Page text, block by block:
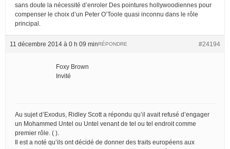
sans doute la nécessité d’enroler Des pointures hollywoodiennes pour
compenser le choix d’un Peter O’Toole quasi inconnu dans le rôle
principal.
11 décembre 2014 à 0 h 09 min #24194
RÉPONDRE
Foxy Brown
Invité
Au sujet d’Exodus, Ridley Scott a répondu qu’il avait refusé d’engager
un Mohammed Untel ou Untel venant de tel ou tel endroit comme
premier rôle. ( ).
Il est a noté qu’ils ont décidé de donner des traits européens aux